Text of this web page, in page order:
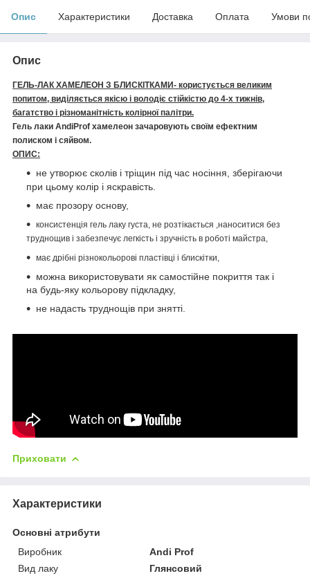
Опис Характеристики Доставка Оплата Умови
Опис
ГЕЛЬ-ЛАК ХАМЕЛЕОН З БЛИСКІТКАМИ- користується великим
попитом, виділяється якісю і володіє стійкістю до 4-х тижнів,
багатство і різноманітність колірної палітри.
Гель лаки AndiProf хамелеон зачаровують своїм ефектним
полиском і сяйвом.
ОПИС:
не утворює сколів і тріщин під час носіння, зберігаючи
при цьому колір і яскравість.
має прозору основу,
консистенція гель лаку густа, не розтікається ,наноситися без
труднощив і забезпечує легкість і зручність в роботі майстра,
має дрібні різнокольорові пластівці і блискітки,
можна використовувати як самостійне покриття так і
на будь-яку кольорову підкладку,
не надасть труднощів при знятті.
Приховати
Характеристики
Основні атрибути
Виробник
Andi Prof
Вид лаку
Глянсовий